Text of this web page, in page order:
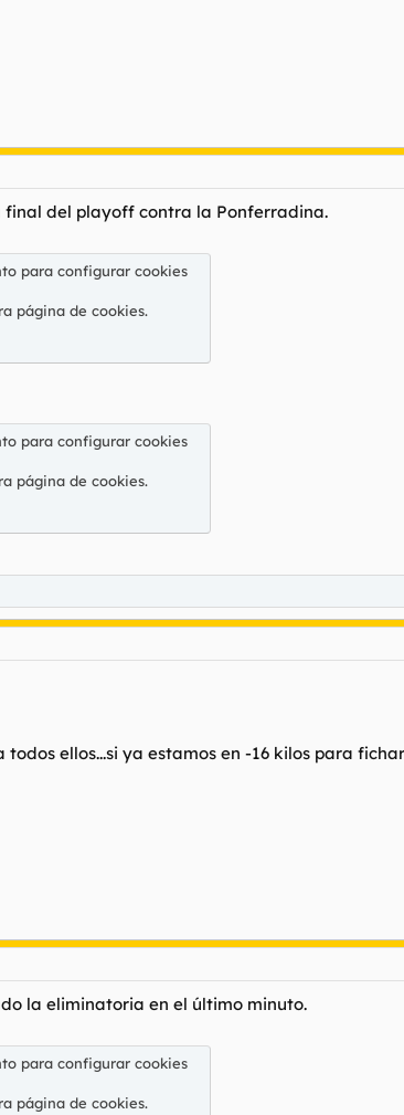
final del playoff contra la Ponferradina.
para configurar cookies
página de cookies.
para configurar cookies
página de cookies.
ellos...si ya estamos en -16 kilos para
la eliminatoria en el último minuto.
para configurar cookies
página de cookies.